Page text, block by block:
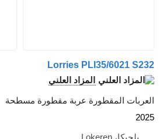
Lorries PLI35/
المزاد العلني
المقطورة عربة مقطورة مسطحة